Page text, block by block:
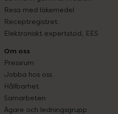
Resa med läkemedel
Receptregistret
Elektroniskt expertstöd, EES
Om oss
Pressrum
Jobba hos oss
Hållbarhet
Samarbeten
Ägare och ledningsgrupp